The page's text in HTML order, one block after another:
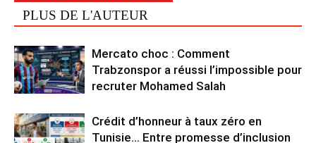
PLUS DE L'AUTEUR
Mercato choc : Comment
Trabzonspor a réussi l’impossible pour
recruter Mohamed Salah
Crédit d’honneur à taux zéro en
Tunisie… Entre promesse d’inclusion